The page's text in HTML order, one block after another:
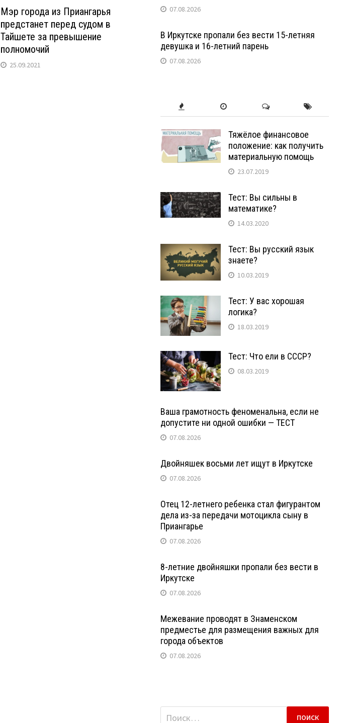
Мэр города из Приангарья
предстанет перед судом в
Тайшете за превышение
полномочий
25.09.2021
07.08.2026
В Иркутске пропали без вести 15-летняя
девушка и 16-летний парень
07.08.2026
Тяжёлое финансовое
положение: как получить
материальную помощь
23.07.2019
Тест: Вы сильны в
математике?
14.03.2020
Тест: Вы русский язык
знаете?
10.03.2019
Тест: У вас хорошая
логика?
18.03.2019
Тест: Что ели в СССР?
08.03.2019
Ваша грамотность феноменальна, если не
допустите ни одной ошибки — ТЕСТ
07.08.2026
Двойняшек восьми лет ищут в Иркутске
07.08.2026
Отец 12-летнего ребенка стал фигурантом
дела из-за передачи мотоцикла сыну в
Приангарье
07.08.2026
8-летние двойняшки пропали без вести в
Иркутске
07.08.2026
Межевание проводят в Знаменском
предместье для размещения важных для
города объектов
07.08.2026
Найти: